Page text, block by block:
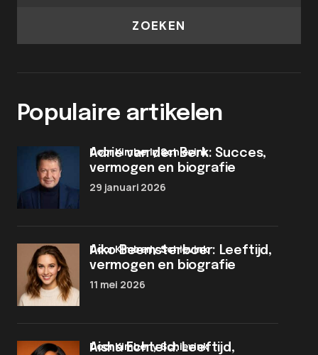
ZOEKEN
Populaire artikelen
Adrie van den Berk: Succes,
vermogen en biografie
door Kimberly Schievink
29 januari 2026
Aiko Beemsterboer: Leeftijd,
vermogen en biografie
door Kimberly Schievink
11 mei 2026
Aisha Echteld: Leeftijd,
door Kimberly Schievink